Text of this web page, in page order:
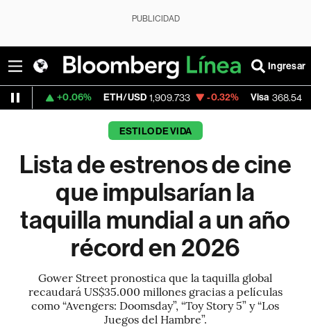
PUBLICIDAD
Ingresar
ETH/USD 1,909.733 -0.32% Visa 368.54 -0.28%
ESTILO DE VIDA
Lista de estrenos de cine
que impulsarían la
taquilla mundial a un año
récord en 2026
Gower Street pronostica que la taquilla global
recaudará US$35.000 millones gracias a películas
como “Avengers: Doomsday”, “Toy Story 5” y “Los
Juegos del Hambre”.